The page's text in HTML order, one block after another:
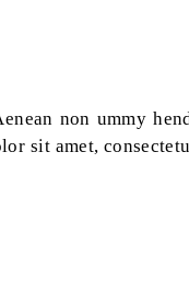
non ummy
sit amet,